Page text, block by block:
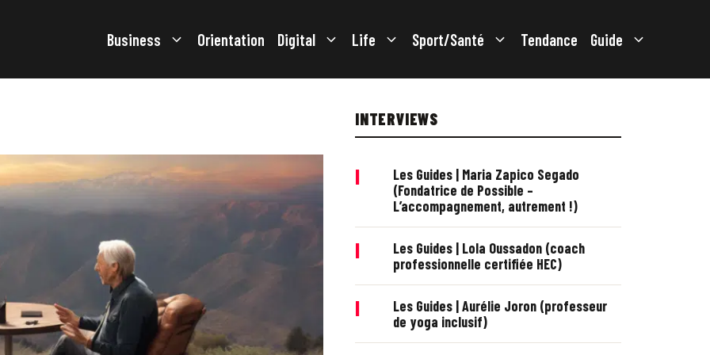
Business Orientation Digital Life Sport/Santé Tendance Guide
INTERVIEWS
|
Les Guides | Maria Zapico Segado
(Fondatrice de Possible –
L’accompagnement, autrement !)
|
Les Guides | Lola Oussadon (coach
professionnelle certifiée HEC)
|
Les Guides | Aurélie Joron (professeur
de yoga inclusif)